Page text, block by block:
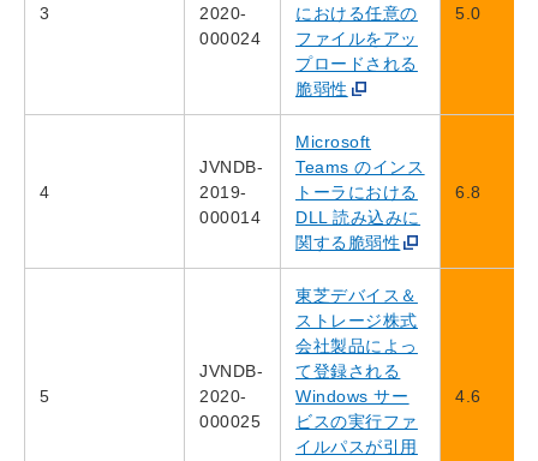
3
2020-
000024
における任意の
ファイルをアッ
プロードされる
脆弱性
5.0
4
JVNDB-
2019-
000014
Microsoft
Teams のインス
トーラにおける
DLL 読み込みに
関する脆弱性
6.8
5
JVNDB-
2020-
000025
東芝デバイス＆
ストレージ株式
会社製品によっ
て登録される
Windows サー
ビスの実行ファ
イルパスが引用
4.6